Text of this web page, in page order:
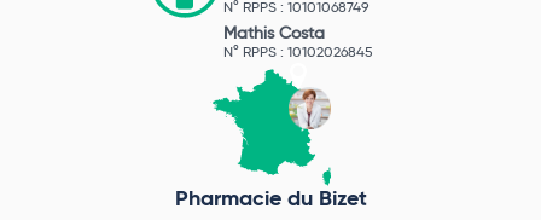
N° RPPS : 10101068749
Mathis Costa
N° RPPS : 10102026845
Pharmacie du Bizet